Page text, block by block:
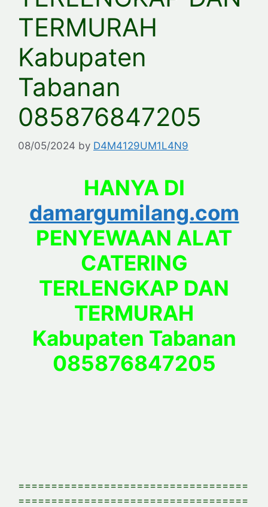
TERMURAH
Kabupaten
Tabanan
085876847205
08/05/2024 by D4M4129UM1L4N9
HANYA DI
damargumilang.com
PENYEWAAN ALAT
CATERING
TERLENGKAP DAN
TERMURAH
Kabupaten Tabanan
085876847205
===================================
===================================